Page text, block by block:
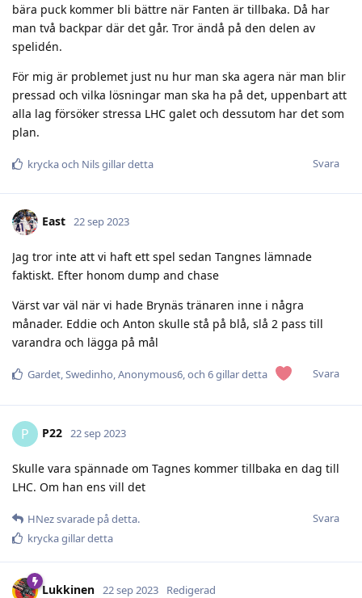
bära puck kommer bli bättre när Fanten är tillbaka. Då har
man två backpar där det går. Tror ändå på den delen av
spelidén.
För mig är problemet just nu hur man ska agera när man blir
pressad och vilka lösningar man ska ha på det, uppenbart att
alla lag försöker stressa LHC galet och dessutom har det som
plan.
Svara
kryckaoch Nilsgillar detta
East 22 sep 2023
Jag tror inte att vi haft ett spel sedan Tangnes lämnade
faktiskt. Efter honom dump and chase
Värst var väl när vi hade Brynäs tränaren inne i några
månader. Eddie och Anton skulle stå på blå, slå 2 pass till
varandra och lägga på mål
Svara
Gardet,Swedinho,Anonymous6, och 6gillar detta
P P22 22 sep 2023
Skulle vara spännade om Tagnes kommer tillbaka en dag till
LHC. Om han ens vill det
Svara
HNezsvarade på detta.
kryckagillar detta
Lukkinen 22 sep 2023 Redigerad